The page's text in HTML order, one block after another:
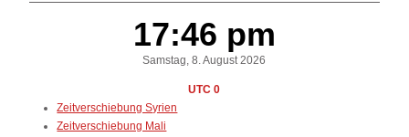
17:46 pm
Samstag, 8. August 2026
UTC 0
Zeitverschiebung Syrien
Zeitverschiebung Mali